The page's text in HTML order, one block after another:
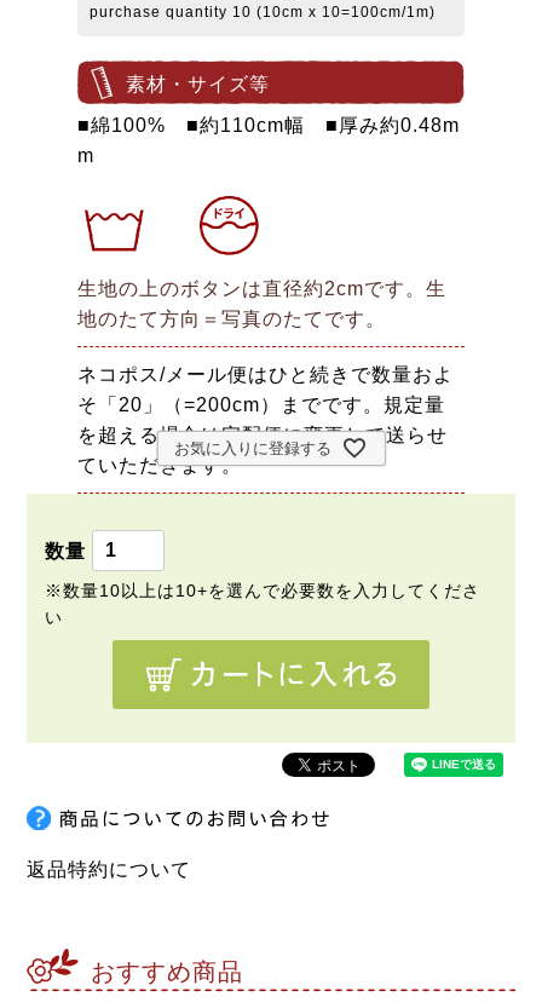
purchase quantity 10 (10cm x 10=100cm/1m)
素材・サイズ等
■綿100% ■約110cm幅 ■厚み約0.48m
m
生地の上のボタンは直径約2cmです。生
地のたて方向＝写真のたてです。
ネコポス/メール便はひと続きで数量およ
そ「20」（=200cm）までです。規定量
を超える場合は宅配便に変更して送らせ
ていただきます。
お気に入りに登録する
返品特約について
おすすめ商品